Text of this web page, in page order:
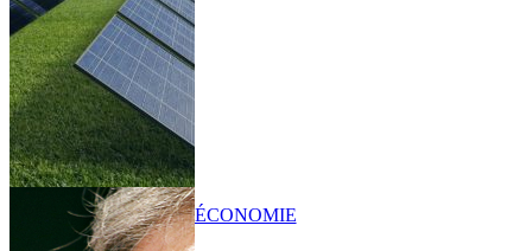
ÉCONOMIE